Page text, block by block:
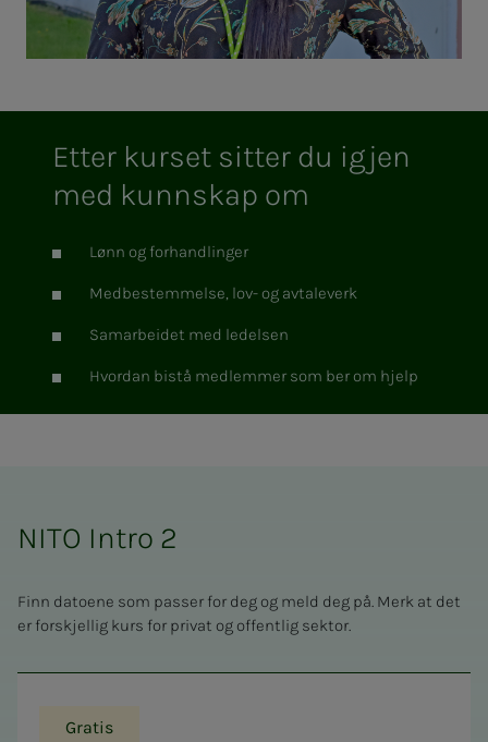
Etter kurset sitter du igjen
med kunnskap om
Lønn og forhandlinger
Medbestemmelse, lov- og avtaleverk
Samarbeidet med ledelsen
Hvordan bistå medlemmer som ber om hjelp
NITO Intro 2
Finn datoene som passer for deg og meld deg på. Merk at det
er forskjellig kurs for privat og offentlig sektor.
Gratis